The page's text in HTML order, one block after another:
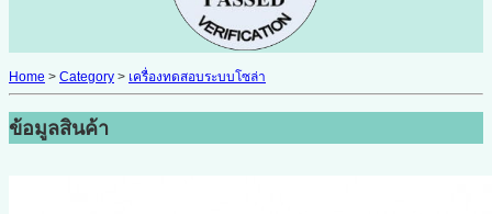
Home > Category > เครื่องทดสอบระบบโซล่า
ข้อมูลสินค้า